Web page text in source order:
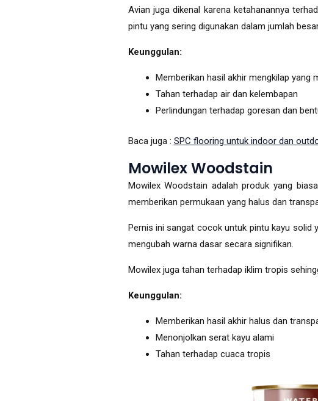
Avian juga dikenal karena ketahanannya
pintu yang sering digunakan dalam jumlah
Keunggulan:
Memberikan hasil akhir mengkilap yang
Tahan terhadap air dan kelembapan
Perlindungan terhadap goresan dan
Baca juga : SPC flooring untuk indoor dan
Mowilex Woodstain
Mowilex Woodstain adalah produk yang
memberikan permukaan yang halus dan
Pernis ini sangat cocok untuk pintu kayu solid
mengubah warna dasar secara signifikan.
Mowilex juga tahan terhadap iklim tropis
Keunggulan:
Memberikan hasil akhir halus dan
Menonjolkan serat kayu alami
Tahan terhadap cuaca tropis